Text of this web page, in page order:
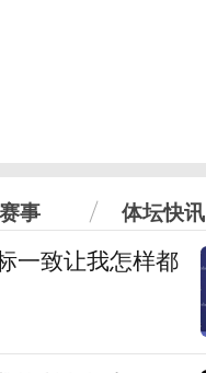
事 体坛快讯
一致让我怎样都